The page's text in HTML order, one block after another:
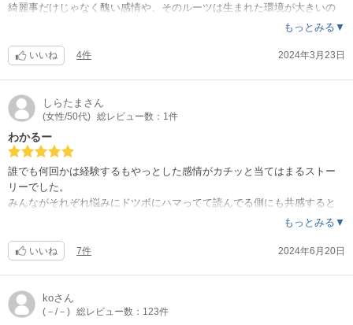
綺麗事だけじゃなく醜い感情や、そのルーツは生まれた環境が大きいの
もっとみる▼
いいね 4件 2024年3月23日
しらたま さん
(女性/50代) 総レビュー数：1件
わかるー
誰でも何回かは経験するもやっとした感情がカチッと当てはまるストー
リーでした。
みんながそれぞれ悩みにドツボにハマってて読んでる側にも共感すると
もっとみる▼
いいね 7件 2024年6月20日
koさん
(－/－) 総レビュー数：123件